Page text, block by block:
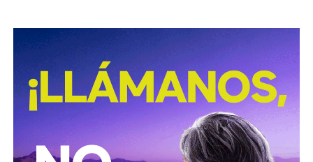
David Martínez es apodado coloquialmente como “El
Fantasma de Wall Street
”, y ha adquirido un poder
inmenso en Latinoamérica, especialmente en Argentina,
donde ha servido como negociador para la deuda nacional